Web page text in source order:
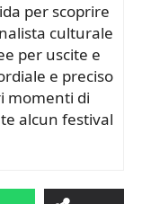
per scoprire
culturale
per uscite e
e preciso
momenti di
alcun festival